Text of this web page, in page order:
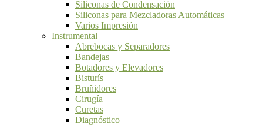
Siliconas de Condensación
Siliconas para Mezcladoras Automáticas
Varios Impresión
Instrumental
Abrebocas y Separadores
Bandejas
Botadores y Elevadores
Bisturís
Bruñidores
Cirugía
Curetas
Diagnóstico